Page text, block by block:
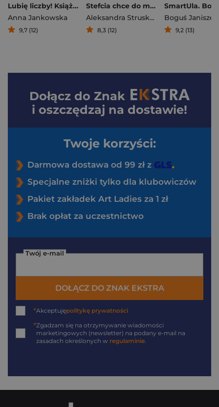
Lubię liczby! Książka do nauki liczb. Aktywne Czytanie
Anna Jankowska
9,7 (12)
Stefcia chce do mamy
Aleksandra Struska-Musiał
8,3 (12)
Boguś
9,2 (13)
Dołącz do Znak
i oszczędzaj na dostawie!
Twoje korzyści:
Darmowa dostawa od 99 zł z
Specjalne zniżki tylko dla klubowiczów
Pakiet zakładek Art Ladies za 1 zł
Brak opłat za uczestnictwo
Twój e-mail
DOŁĄCZ DO ZNAK EKSTRA
*Akceptujępolitykę prywatności
*Zgadzam się na otrzymywanie wiadomości
marketingowych (newsletter) na podany e-mail na
zasadach określonych w regulaminie